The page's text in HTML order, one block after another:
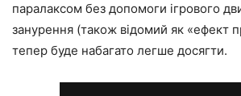
паралаксом без допомоги ігрового
занурення (також відомий як «ефект
тепер буде набагато легше досягти.